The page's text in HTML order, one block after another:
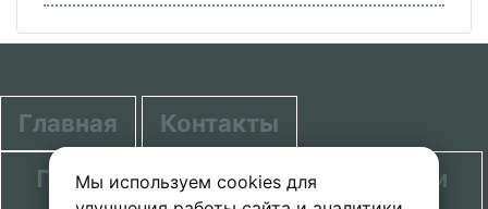
Мы используем cookies для
Главная
Контакты
Политика в отношении обработки